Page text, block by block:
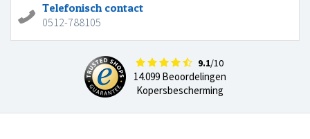
Telefonisch contact
0512-788105
9.1/10
14.099 Beoordelingen
Kopersbescherming